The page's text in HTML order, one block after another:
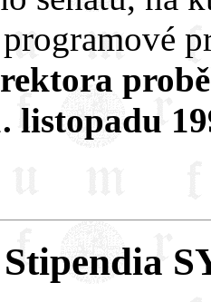
programové
listopadu
Stipendia